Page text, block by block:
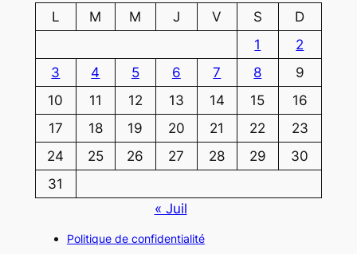
L
M M J V S
D
1
2
3
4 5 6 7 8
9
10
11 12 13 14 15
16
17
18 19 20 21 22
23
24
25 26 27 28 29
30
31
« Juil
Politique de confidentialité